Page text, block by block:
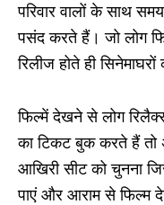
परिवार वालों के साथ
पसंद करते हैं। जो लोग
रिलीज होते ही
फिल्में देखने से लोग
का टिकट बुक करते हैं तो
आखिरी सीट को चुनना
पाएं और आराम से फिल्म